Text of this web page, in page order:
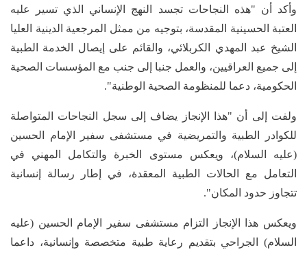
وأكد أن "هذه النجاحات تجسد النهج الإنساني الذي تسير عليه
العتبة الحسينية المقدسة، بتوجيه من ممثل المرجعية الدينية العليا
الشيخ عبد المهدي الكربلائي، والقائم على إيصال الخدمة الطبية
إلى جميع العراقيين، والعمل جنبا إلى جنب مع المؤسسات الصحية
الحكومية، دعما للمنظومة الصحية الوطنية".
ولفت إلى أن "هذا الإنجاز يضاف إلى سجل النجاحات المتواصلة
للكوادر الطبية والتمريضية في مستشفى سفير الإمام الحسين
(عليه السلام)، ويعكس مستوى الخبرة والتكامل المهني في
التعامل مع الحالات الطبية المعقدة، في إطار رسالة إنسانية
تتجاوز حدود المكان".
ويعكس هذا الإنجاز التزام مستشفى سفير الإمام الحسين (عليه
السلام) الجراحي بتقديم رعاية طبية متخصصة وإنسانية، داعما